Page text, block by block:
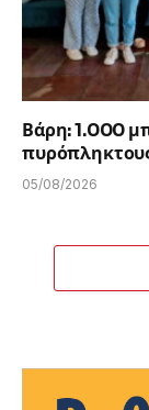
Βάρη: 1.000
05/08/2026